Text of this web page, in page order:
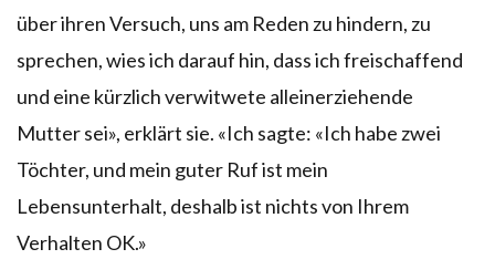
über ihren Versuch, uns am Reden zu hindern, zu
sprechen, wies ich darauf hin, dass ich freischaffend
und eine kürzlich verwitwete alleinerziehende
Mutter sei», erklärt sie. «Ich sagte: «Ich habe zwei
Töchter, und mein guter Ruf ist mein
Lebensunterhalt, deshalb ist nichts von Ihrem
Verhalten OK.»